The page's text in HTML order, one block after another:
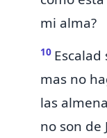
mi alma?
10
mas no
las
no son de